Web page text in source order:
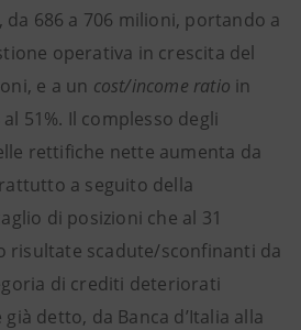
da 686 a 706 milioni, portando a
operativa in crescita del
e a un cost/income ratio in
51%. Il complesso degli
rettifiche nette aumenta da
a seguito della
di posizioni che al 31
risultate scadute/sconfinanti da
di crediti deteriorati
detto, da Banca d’Italia alla